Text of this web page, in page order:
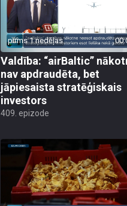
pirms 1 nedēļas
Valdība: “airBaltic”
nav apdraudēta, bet
jāpiesaista stratēģiskais
investors
409. epizode